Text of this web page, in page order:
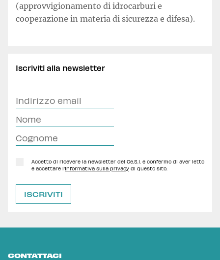
(approvvigionamento di idrocarburi e
cooperazione in materia di sicurezza e difesa).
Iscriviti alla newsletter
Accetto di ricevere la newsletter del Ce.S.I. e confermo di aver letto
e accettare l'Informativa sulla privacy di questo sito.
CONTATTACI